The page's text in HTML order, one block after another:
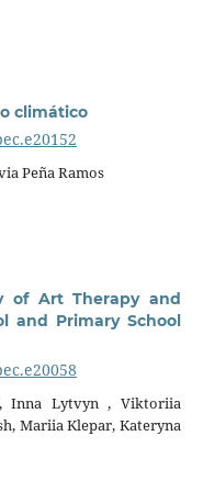
climático
Peña Ramos
of Art Therapy and
and Primary School
Inna Lytvyn , Viktoriia
Mariia Klepar, Kateryna